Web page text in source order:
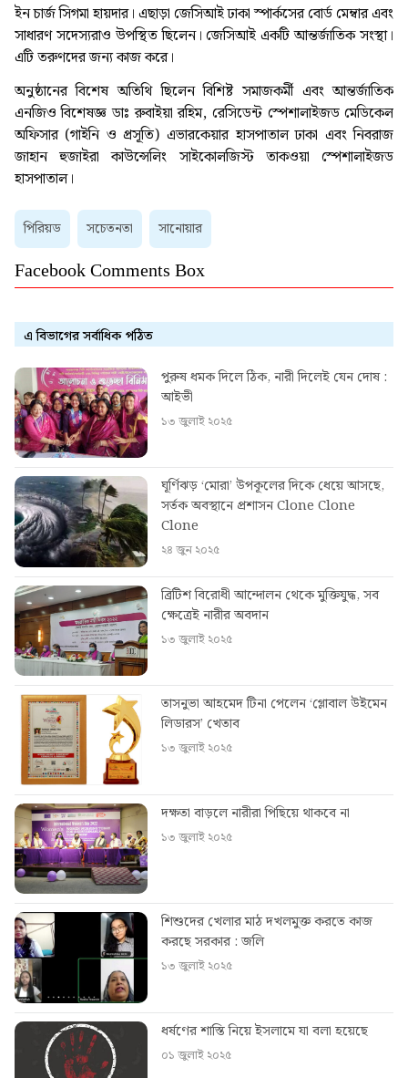
ইন চার্জ সিগমা হায়দার। এছাড়া জেসিআই ঢাকা স্পার্কসের বোর্ড মেম্বার এবং
সাধারণ সদেস্যরাও উপস্থিত ছিলেন। জেসিআই একটি আন্তর্জাতিক সংস্থা।
এটি তরুণদের জন্য কাজ করে।
অনুষ্ঠানের বিশেষ অতিথি ছিলেন বিশিষ্ট সমাজকর্মী এবং আন্তর্জাতিক
এনজিও বিশেষজ্ঞ ডাঃ রুবাইয়া রহিম, রেসিডেন্ট স্পেশালাইজড মেডিকেল
অফিসার (গাইনি ও প্রসূতি) এভারকেয়ার হাসপাতাল ঢাকা এবং নিবরাজ
জাহান হুজাইরা কাউন্সেলিং সাইকোলজিস্ট তাকওয়া স্পেশালাইজড
হাসপাতাল।
পিরিয়ড সচেতনতা সানোয়ার
Facebook Comments Box
এ বিভাগের সর্বাধিক পঠিত
পুরুষ ধমক দিলে ঠিক, নারী দিলেই যেন দোষ :
আইভী
১৩ জুলাই ২০২৫
ঘূর্ণিঝড় ‘মোরা’ উপকূলের দিকে ধেয়ে আসছে,
সর্তক অবস্থানে প্রশাসন Clone Clone
Clone
২৪ জুন ২০২৫
ব্রিটিশ বিরোধী আন্দোলন থেকে মুক্তিযুদ্ধ, সব
ক্ষেত্রেই নারীর অবদান
১৩ জুলাই ২০২৫
তাসনুভা আহমেদ টিনা পেলেন ‘গ্লোবাল উইমেন
লিডারস’ খেতাব
১৩ জুলাই ২০২৫
দক্ষতা বাড়লে নারীরা পিছিয়ে থাকবে না
১৩ জুলাই ২০২৫
শিশুদের খেলার মাঠ দখলমুক্ত করতে কাজ
করছে সরকার : জলি
১৩ জুলাই ২০২৫
ধর্ষণের শাস্তি নিয়ে ইসলামে যা বলা হয়েছে
০১ জুলাই ২০২৫